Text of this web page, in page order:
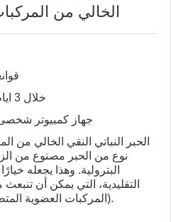
الخالي من
خلال 3 ايام
10000 جهاز كمبيوتر
الحبر النباتي النقي الخالي من
نوع من الحبر مصنوع من
البترولية. وهذا يجعله
التقليدية، التي يمكن أن
(المركبات العضوية المتطايرة) تساهم في تلوث الهواء.